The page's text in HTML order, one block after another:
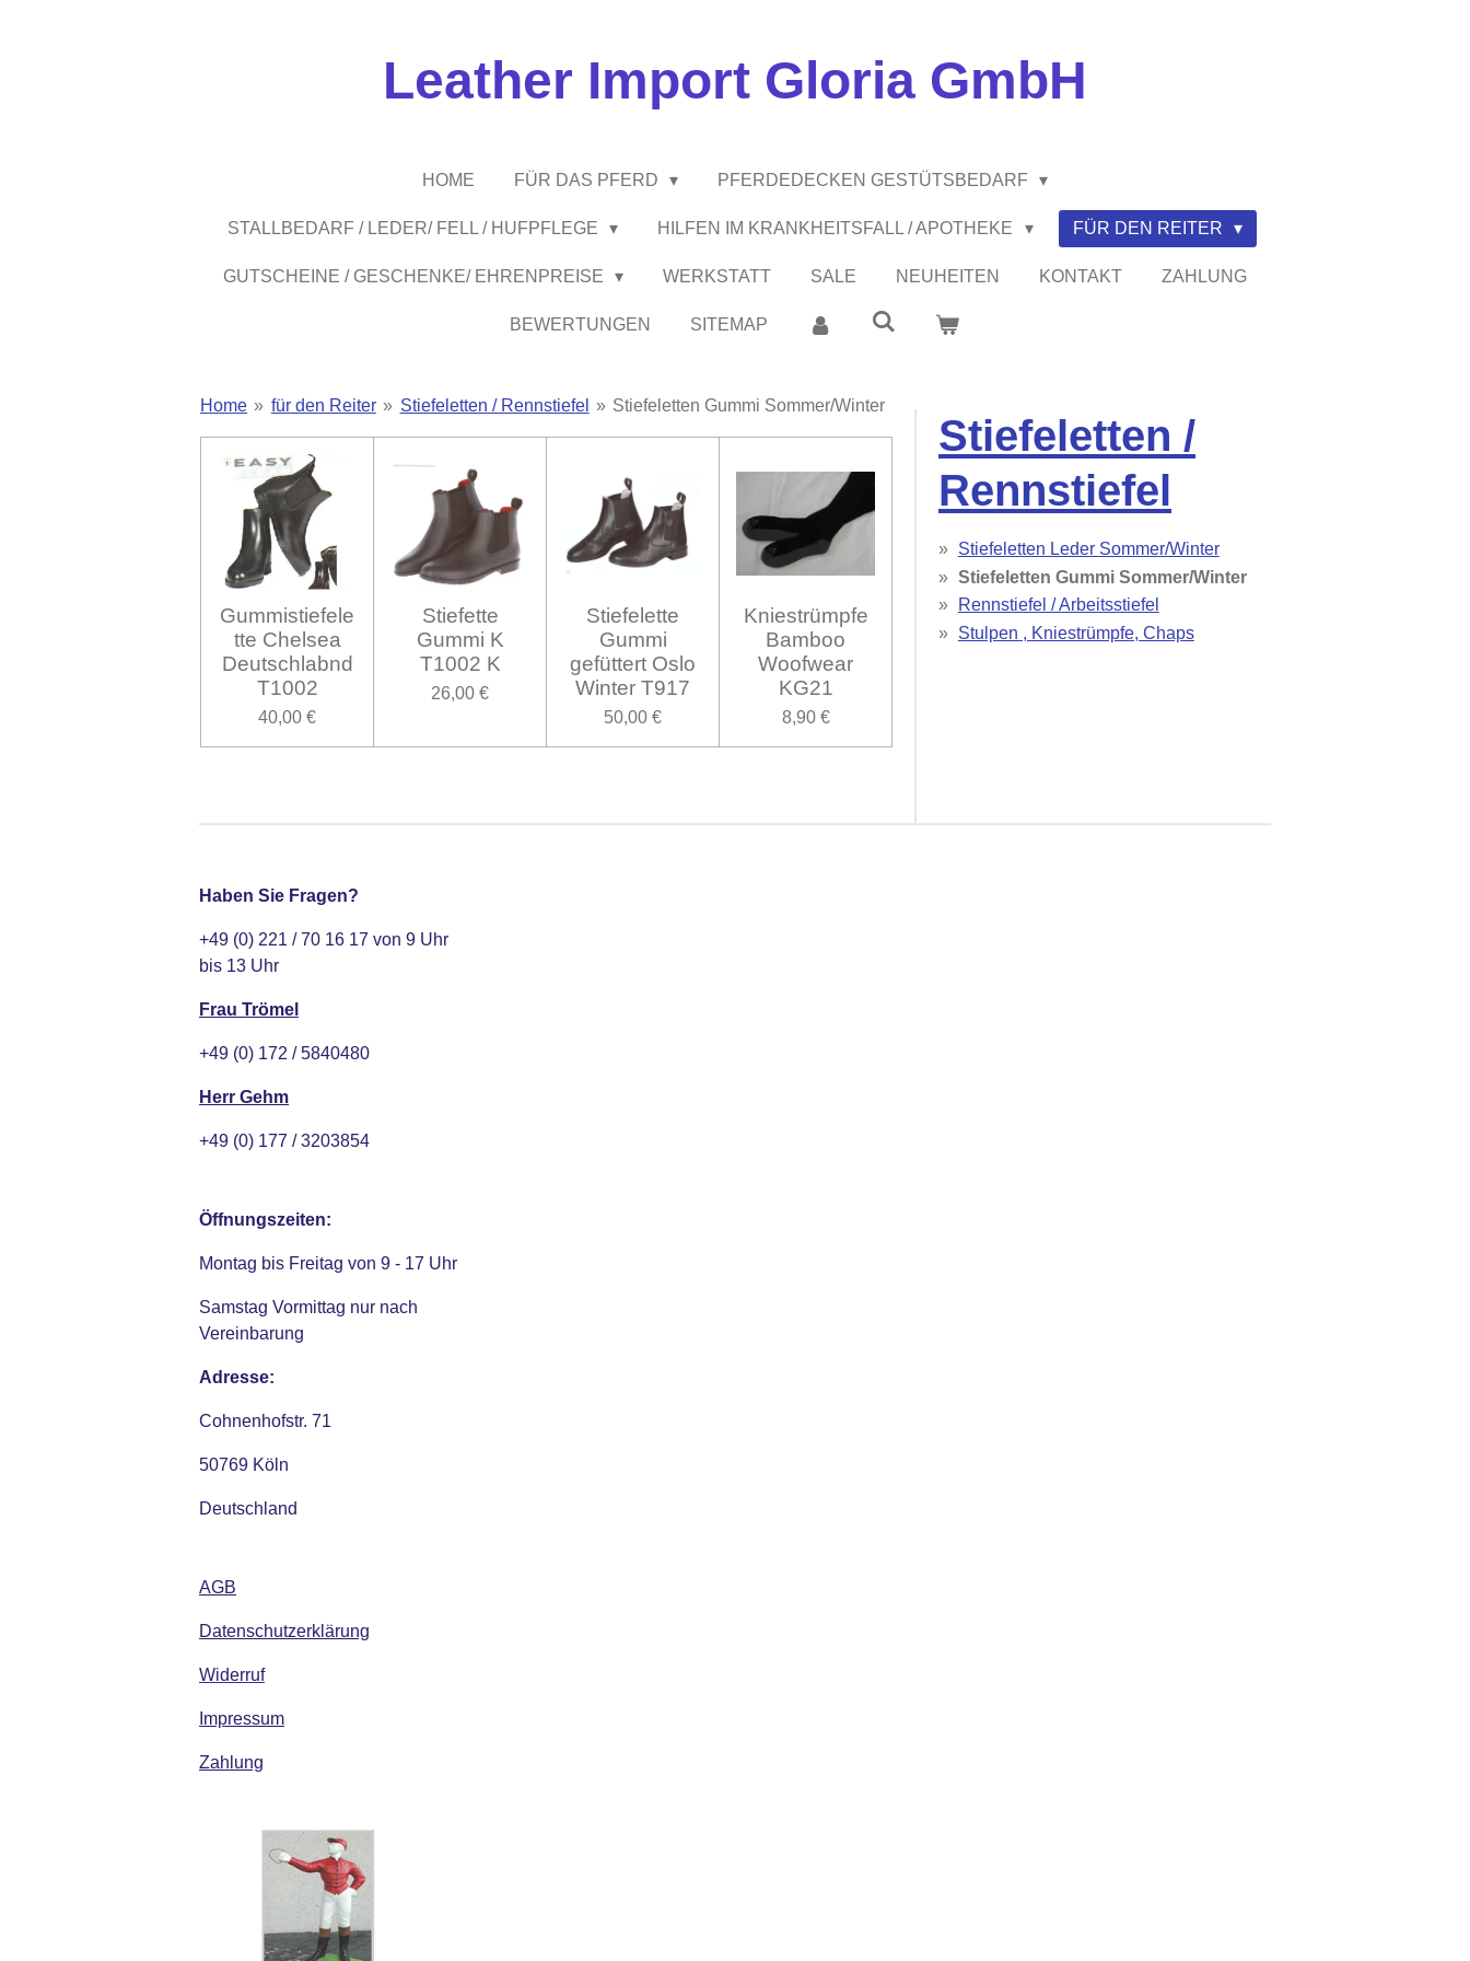
Leather Import Gloria GmbH
HOME FÜR DAS PFERD PFERDEDECKEN GESTÜTSBEDARF
STALLBEDARF / LEDER/ FELL / HUFPFLEGE HILFEN IM KRANKHEITSFALL / APOTHEKE FÜR DEN REITER
GUTSCHEINE / GESCHENKE/ EHRENPREISE WERKSTATT SALE NEUHEITEN KONTAKT ZAHLUNG
BEWERTUNGEN SITEMAP
Home » für den Reiter » Stiefeletten / Rennstiefel » Stiefeletten Gummi Sommer/Winter
Gummistiefele
tte Chelsea
Deutschlabnd
T1002
40,00 €
Stiefette
Gummi K
T1002 K
26,00 €
Stiefelette
Gummi
gefüttert Oslo
Winter T917
50,00 €
Kniestrümpfe
Bamboo
Woofwear
KG21
8,90 €
Stiefeletten /
Rennstiefel
Stiefeletten Leder Sommer/Winter
Stiefeletten Gummi Sommer/Winter
Rennstiefel / Arbeitsstiefel
Stulpen , Kniestrümpfe, Chaps
Haben Sie Fragen?
+49 (0) 221 / 70 16 17 von 9 Uhr
bis 13 Uhr
Frau Trömel
+49 (0) 172 / 5840480
Herr Gehm
+49 (0) 177 / 3203854
Öffnungszeiten:
Montag bis Freitag von 9 - 17 Uhr
Samstag Vormittag nur nach
Vereinbarung
Adresse:
Cohnenhofstr. 71
50769 Köln
Deutschland
AGB
Datenschutzerklärung
Widerruf
Impressum
Zahlung